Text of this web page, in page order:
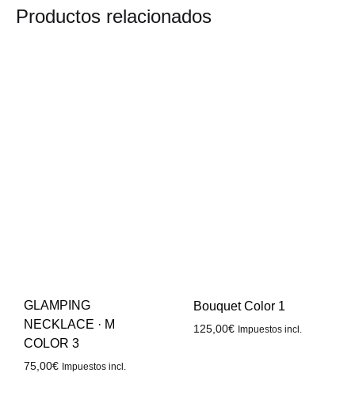
Productos relacionados
GLAMPING
NECKLACE · M
COLOR 3
75,00€ Impuestos incl.
Bouquet Color 1
125,00€ Impuestos incl.